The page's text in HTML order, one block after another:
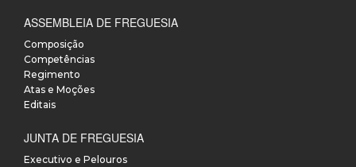
ASSEMBLEIA DE FREGUESIA
Composição
Competências
Regimento
Atas e Moções
Editais
JUNTA DE FREGUESIA
Executivo e Pelouros